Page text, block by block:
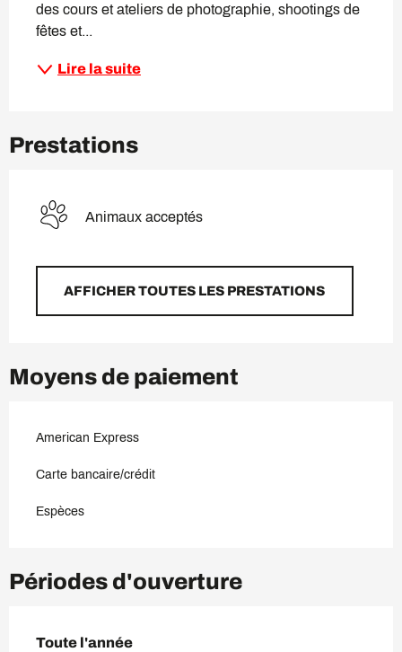
des cours et ateliers de photographie, shootings de
fêtes et...
Lire la suite
Prestations
Animaux acceptés
AFFICHER TOUTES LES PRESTATIONS
Moyens de paiement
American Express
Carte bancaire/crédit
Espèces
Périodes d'ouverture
Toute l'année
Toute l'année